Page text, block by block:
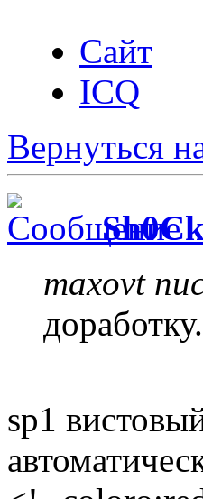
Сайт
ICQ
Вернуться
maxovt
доработку.
sp1